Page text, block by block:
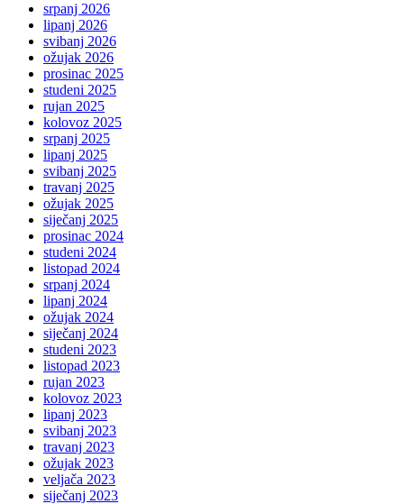
srpanj 2026
lipanj 2026
svibanj 2026
ožujak 2026
prosinac 2025
studeni 2025
rujan 2025
kolovoz 2025
srpanj 2025
lipanj 2025
svibanj 2025
travanj 2025
ožujak 2025
siječanj 2025
prosinac 2024
studeni 2024
listopad 2024
srpanj 2024
lipanj 2024
ožujak 2024
siječanj 2024
studeni 2023
listopad 2023
rujan 2023
kolovoz 2023
lipanj 2023
svibanj 2023
travanj 2023
ožujak 2023
veljača 2023
siječanj 2023